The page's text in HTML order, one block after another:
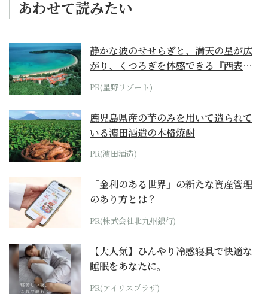
あわせて読みたい
静かな波のせせらぎと、満天の星が広
がり、くつろぎを体感できる『西表島
ホテル by...
PR(星野リゾート)
鹿児島県産の芋のみを用いて造られて
いる濵田酒造の本格焼酎
PR(濵田酒造)
「金利のある世界」の新たな資産管理
のあり方とは？
PR(株式会社北九州銀行)
【大人気】ひんやり冷感寝具で快適な
睡眠をあなたに。
PR(アイリスプラザ)